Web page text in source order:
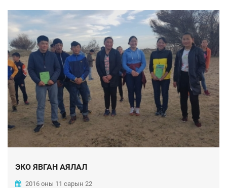
ЭКО ЯВГАН АЯЛАЛ
2016 оны 11 сарын 22